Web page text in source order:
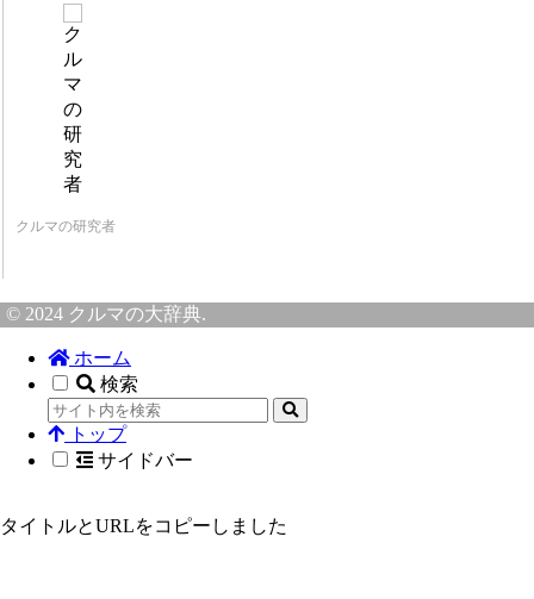
クルマの研究者
© 2024 クルマの大辞典.
ホーム
検索
トップ
サイドバー
タイトルとURLをコピーしました